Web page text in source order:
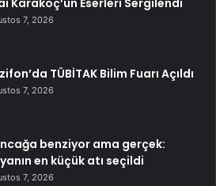
7, 2026
TÜBİTAK Bilim Fuarı Açıldı
7, 2026
benziyor ama gerçek:
en küçük atı seçildi
7, 2026